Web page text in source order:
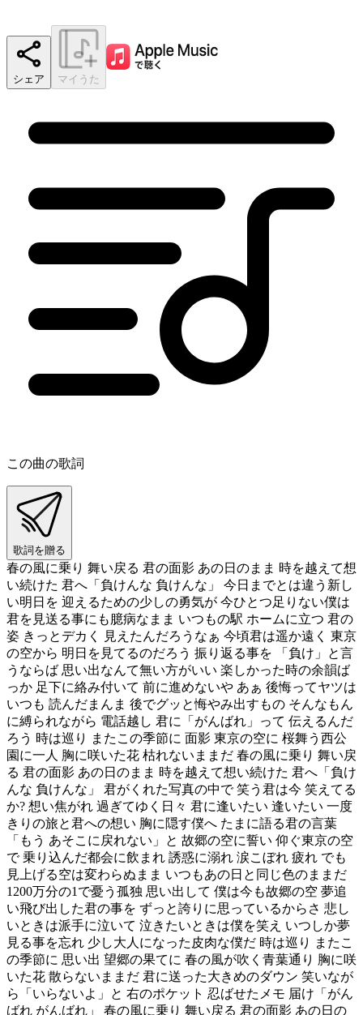
シェア マイうた
この曲の歌詞
歌詞を贈る
春の風に乗り 舞い戻る 君の面影 あの日のまま 時を越えて想
い続けた 君へ「負けんな 負けんな」 今日までとは違う新し
い明日を 迎えるための少しの勇気が 今ひとつ足りない僕は
君を見送る事にも臆病なまま いつもの駅 ホームに立つ 君の
姿 きっとデカく 見えたんだろうなぁ 今頃君は遥か遠く 東京
の空から 明日を見てるのだろう 振り返る事を 「負け」と言
うならば 思い出なんて無い方がいい 楽しかった時の余韻ば
っか 足下に絡み付いて 前に進めないや あぁ 後悔ってヤツは
いつも 読んだまんま 後でグッと悔やみ出すもの そんなもん
に縛られながら 電話越し 君に「がんばれ」って 伝えるんだ
ろう 時は巡り またこの季節に 面影 東京の空に 桜舞う西公
園に一人 胸に咲いた花 枯れないままだ 春の風に乗り 舞い戻
る 君の面影 あの日のまま 時を越えて想い続けた 君へ「負け
んな 負けんな」 君がくれた写真の中で 笑う君は今 笑えてる
か? 想い焦がれ 過ぎてゆく日々 君に逢いたい 逢いたい 一度
きりの旅と君への想い 胸に隠す僕へ たまに語る君の言葉
「もう あそこに戻れない」と 故郷の空に誓い 仰ぐ東京の空
で 乗り込んだ都会に飲まれ 誘惑に溺れ 涙こぼれ 疲れ でも
見上げる空は変わらぬまま いつもあの日と同じ色のままだ
1200万分の1で憂う孤独 思い出して 僕は今も故郷の空 夢追
い飛び出した君の事を ずっと誇りに思っているからさ 悲し
いときは派手に泣いて 泣きたいときは僕を笑え いつしか夢
見る事を忘れ 少し大人になった皮肉な僕だ 時は巡り またこ
の季節に 思い出 望郷の果てに 春の風が吹く青葉通り 胸に咲
いた花 散らないままだ 君に送った大きめのダウン 笑いなが
ら「いらないよ」と 右のポケット 忍ばせたメモ 届け「がん
ばれ がんばれ」 春の風に乗り 舞い戻る 君の面影 あの日の